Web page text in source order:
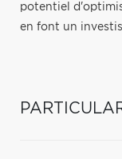
potentiel
en font un